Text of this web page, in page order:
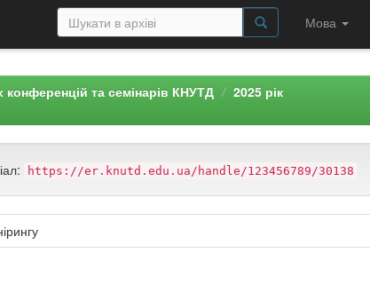
Мова
конференцій та семінарів КНУТД
2025 рік
https://er.knutd.edu.ua/handle/123456789/30138